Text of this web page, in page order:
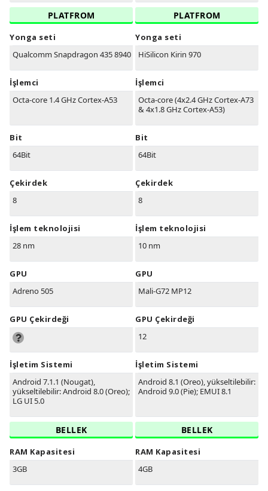
PLATFROM
Yonga seti
Qualcomm Snapdragon 435 8940
İşlemci
Octa-core 1.4 GHz Cortex-A53
Bit
64Bit
Çekirdek
8
İşlem teknolojisi
28 nm
GPU
Adreno 505
GPU Çekirdeği
İşletim Sistemi
Android 7.1.1 (Nougat),
yükseltilebilir: Android 8.0 (Oreo);
LG UI 5.0
BELLEK
RAM Kapasitesi
3GB
PLATFROM
Yonga seti
HiSilicon Kirin 970
İşlemci
Octa-core (4x2.4 GHz Cortex-A73
& 4x1.8 GHz Cortex-A53)
Bit
64Bit
Çekirdek
8
İşlem teknolojisi
10 nm
GPU
Mali-G72 MP12
GPU Çekirdeği
12
İşletim Sistemi
Android 8.1 (Oreo), yükseltilebilir:
Android 9.0 (Pie); EMUI 8.1
BELLEK
RAM Kapasitesi
4GB